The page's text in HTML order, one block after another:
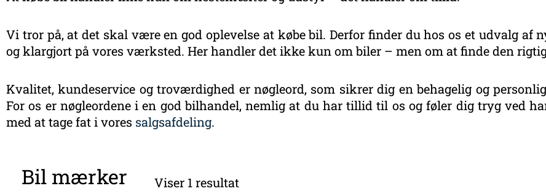
Vi tror på, at det skal være en god oplevelse at købe bil. Derfor finder du hos os et udvalg af
og klargjort på vores værksted. Her handler det ikke kun om biler – men om at finde den
Kvalitet, kundeservice og troværdighed er nøgleord, som sikrer dig en behagelig og
For os er nøgleordene i en god bilhandel, nemlig at du har tillid til os og føler dig tryg ved
med at tage fat i vores salgsafdeling.
Bil mærker Viser 1 resultat